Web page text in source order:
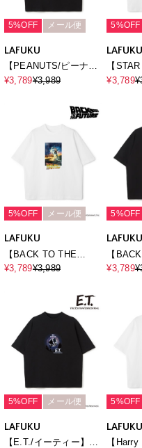
5%OFF メール便
LAFUKU
【PEANUTS/ピーナッ
ツ】SNOOPY/スヌー
ツ / Over Harf Sleeve
T-shirt《UNISEX》
¥3,789¥3,989
5%OFF
LAFUKU
【
ウォー
グー半
Over
shirt《
¥3,789
5%OFF メール便
LAFUKU
【BACK TO THE
FUTURE/バック・ト
ー】ヴィンテージライ
ク半袖Tシャツ / Over
Harf Sleeve T-
shirt《UNISEX》
¥3,789¥3,989
5%OFF
LAFUKU
【
ー】ヴ
ク半袖
shirt《
¥3,789
5%OFF メール便
LAFUKU
【E.T./イーティー】ム
5%OFF
LAFUKU
【